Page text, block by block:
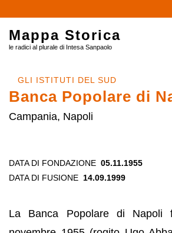
Mappa Storica
le radici al plurale di Intesa Sanpaolo
GLI ISTITUTI DEL SUD
Banca Popolare di
Campania, Napoli
DATA DI FONDAZIONE 05.11.1955
DATA DI FUSIONE 14.09.1999
La Banca Popolare di